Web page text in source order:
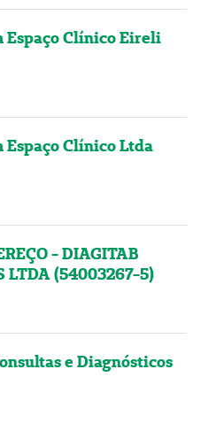
Espaço Clínico Eireli
Clínico Ltda
- DIAGITAB
LTDA (54003267-5)
e Diagnósticos